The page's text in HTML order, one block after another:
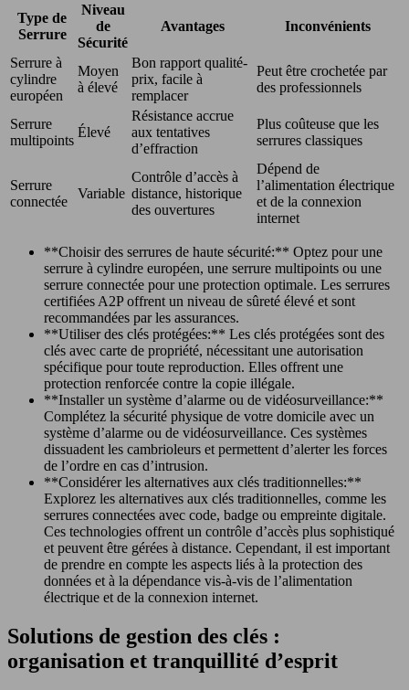
Type de
Serrure
Niveau
de
Sécurité
Avantages Inconvénients
Serrure à
cylindre
européen
Moyen
à élevé
Bon rapport qualité-
prix, facile à
remplacer
Peut être crochetée par
des professionnels
Serrure
multipoints
Élevé
Résistance accrue
aux tentatives
d’effraction
Plus coûteuse que les
serrures classiques
Serrure
connectée
Variable
Contrôle d’accès à
distance, historique
des ouvertures
Dépend de
l’alimentation électrique
et de la connexion
internet
**Choisir des serrures de haute sécurité:** Optez pour une
serrure à cylindre européen, une serrure multipoints ou une
serrure connectée pour une protection optimale. Les serrures
certifiées A2P offrent un niveau de sûreté élevé et sont
recommandées par les assurances.
**Utiliser des clés protégées:** Les clés protégées sont des
clés avec carte de propriété, nécessitant une autorisation
spécifique pour toute reproduction. Elles offrent une
protection renforcée contre la copie illégale.
**Installer un système d’alarme ou de vidéosurveillance:**
Complétez la sécurité physique de votre domicile avec un
système d’alarme ou de vidéosurveillance. Ces systèmes
dissuadent les cambrioleurs et permettent d’alerter les forces
de l’ordre en cas d’intrusion.
**Considérer les alternatives aux clés traditionnelles:**
Explorez les alternatives aux clés traditionnelles, comme les
serrures connectées avec code, badge ou empreinte digitale.
Ces technologies offrent un contrôle d’accès plus sophistiqué
et peuvent être gérées à distance. Cependant, il est important
de prendre en compte les aspects liés à la protection des
données et à la dépendance vis-à-vis de l’alimentation
électrique et de la connexion internet.
Solutions de gestion des clés :
organisation et tranquillité d’esprit